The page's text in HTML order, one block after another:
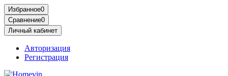
Избранное0
Сравнение0
Личный кабинет
Авторизация
Регистрация